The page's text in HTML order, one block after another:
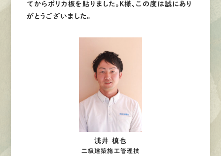
てからポリカ板を貼りました。Ｋ様、この度は誠にあり
がとうございました。
浅井 槙也
二級建築施工管理技